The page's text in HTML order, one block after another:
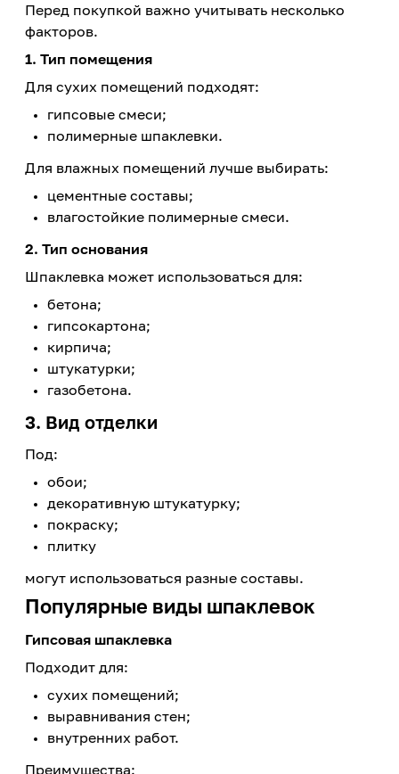
Перед покупкой важно учитывать несколько
факторов.
1. Тип помещения
Для сухих помещений подходят:
гипсовые смеси;
полимерные шпаклевки.
Для влажных помещений лучше выбирать:
цементные составы;
влагостойкие полимерные смеси.
2. Тип основания
Шпаклевка может использоваться для:
бетона;
гипсокартона;
кирпича;
штукатурки;
газобетона.
3. Вид отделки
Под:
обои;
декоративную штукатурку;
покраску;
плитку
могут использоваться разные составы.
Популярные виды шпаклевок
Гипсовая шпаклевка
Подходит для:
сухих помещений;
выравнивания стен;
внутренних работ.
Преимущества: